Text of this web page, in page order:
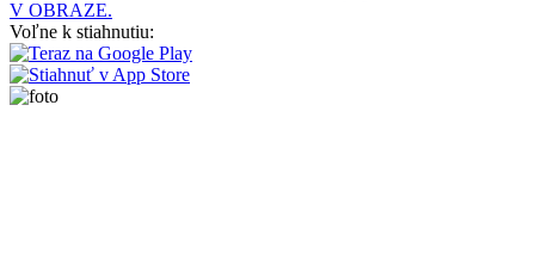
V OBRAZE.
Voľne k stiahnutiu: